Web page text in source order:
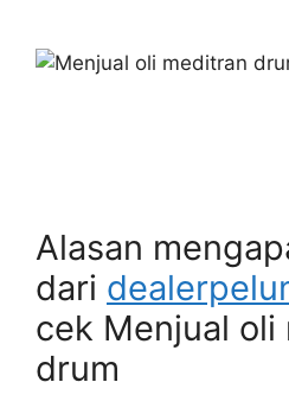
Alasan
dari
cek Menjual oli
drum